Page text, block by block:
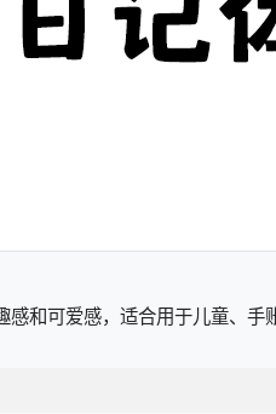
和可爱感，适合用于儿童、手